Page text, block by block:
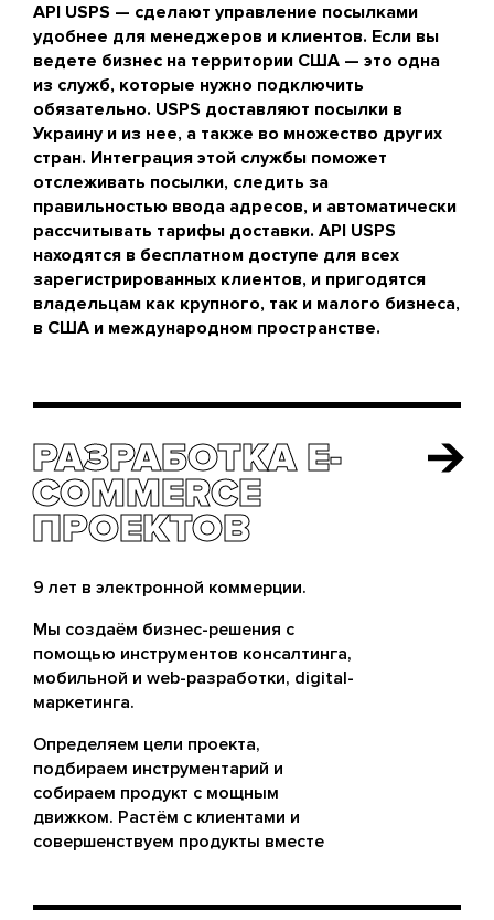
API USPS — сделают управление посылками
удобнее для менеджеров и клиентов. Если вы
ведете бизнес на территории США — это одна
из служб, которые нужно подключить
обязательно. USPS доставляют посылки в
Украину и из нее, а также во множество других
стран. Интеграция этой службы поможет
отслеживать посылки, следить за
правильностью ввода адресов, и автоматически
рассчитывать тарифы доставки. API USPS
находятся в бесплатном доступе для всех
зарегистрированных клиентов, и пригодятся
владельцам как крупного, так и малого бизнеса,
в США и международном пространстве.
РАЗРАБОТКА E-
COMMERCE
ПРОЕКТОВ
РАЗРАБОТКА E-
COMMERCE
ПРОЕКТОВ
9 лет в электронной коммерции.
Мы создаём бизнес-решения с
помощью инструментов консалтинга,
мобильной и web-разработки, digital-
маркетинга.
Определяем цели проекта,
подбираем инструментарий и
собираем продукт с мощным
движком. Растём с клиентами и
совершенствуем продукты вместе